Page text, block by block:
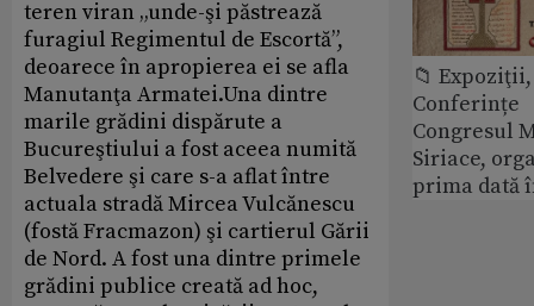
teren viran „unde-şi păstrează
furagiul Regimentul de Escortă”,
deoarece în apropierea ei se afla
Manutanţa Armatei.Una dintre
marile grădini dispărute a
Bucureştiului a fost aceea numită
Belvedere şi care s-a aflat între
actuala stradă Mircea Vulcănescu
(fostă Fracmazon) şi cartierul Gării
de Nord. A fost una dintre primele
grădini publice creată ad hoc,
📁
Conferințe
Congresul
Siriace,
prima dată